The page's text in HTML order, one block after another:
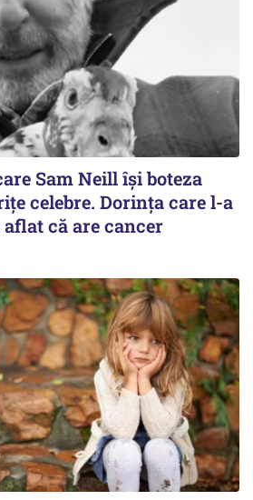
Sam Neill își boteza
celebre. Dorința care l-a
că are cancer